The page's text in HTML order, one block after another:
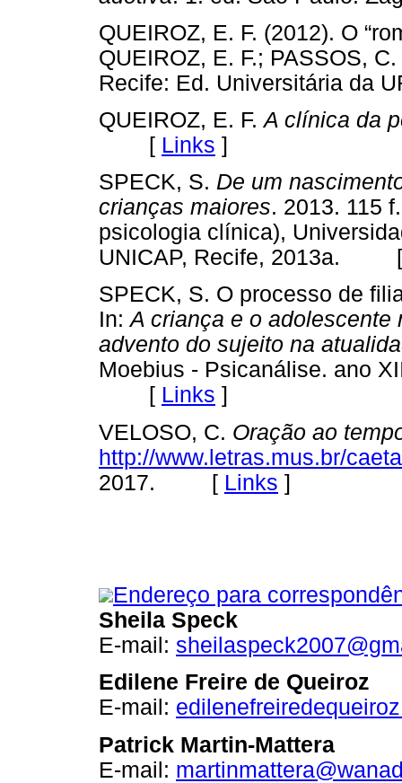
QUEIROZ, E. F. (2012). O
QUEIROZ, E. F.; PASSOS,
Recife: Ed. Universitária
QUEIROZ, E. F.A clínica da
[ Links ]
SPECK, S. De um
crianças maiores. 2013. 115
psicologia clínica),
UNICAP, Recife, 2013a.
SPECK, S. O processo de
In:A criança e o
advento do sujeito na
Moebius - Psicanálise. ano
[ Links ]
VELOSO, C. Oração ao
http://www.letras.mus.br/
2017. [ Links ]
Endereço para
Sheila Speck
E-mail:
Edilene Freire de Queiroz
E-mail:
Patrick Martin-Mattera
E-mail: